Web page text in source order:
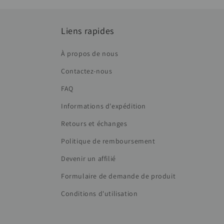
Liens rapides
À propos de nous
Contactez-nous
FAQ
Informations d'expédition
Retours et échanges
Politique de remboursement
Devenir un affilié
Formulaire de demande de produit
Conditions d'utilisation